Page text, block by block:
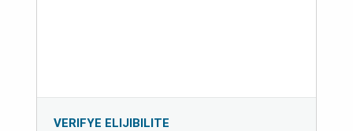
VERIFYE ELIJIBILITE